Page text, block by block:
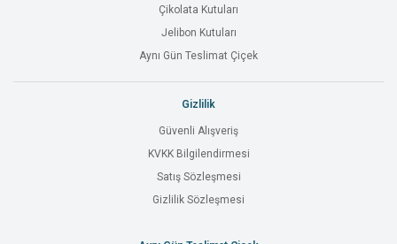
Çikolata Kutuları
Jelibon Kutuları
Aynı Gün Teslimat Çiçek
Gizlilik
Güvenli Alışveriş
KVKK Bilgilendirmesi
Satış Sözleşmesi
Gizlilik Sözleşmesi